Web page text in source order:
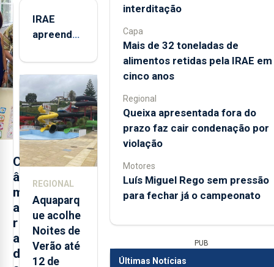
C
â
m
a
r
a
d
IRAE
apreendeu
toneladas
de
alimentos
entre
2021 e
2025 nos
Açores
REGIONAL
Aquaparq
ue acolhe
Noites de
Verão até
12 de
interditação
Capa
Mais de 32 toneladas de
alimentos retidas pela IRAE em
cinco anos
Regional
Queixa apresentada fora do
prazo faz cair condenação por
violação
Motores
Luís Miguel Rego sem pressão
para fechar já o campeonato
PUB
Últimas Notícias